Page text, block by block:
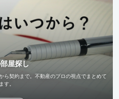
屋探し
ら契約まで。不動産のプロの視点でまとめて
す。